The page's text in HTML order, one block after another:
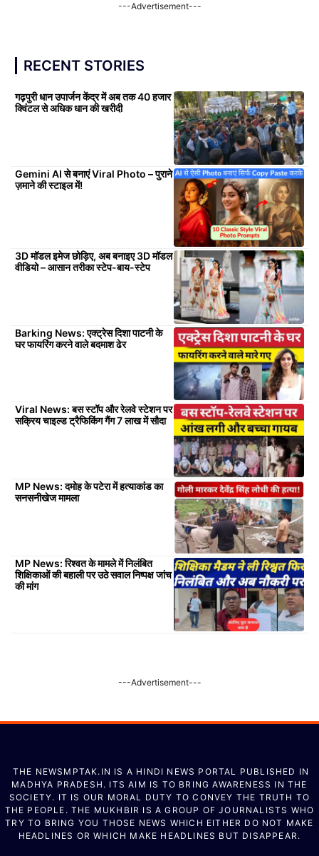
---Advertisement---
RECENT STORIES
गढ़पुरी धान उपार्जन केंद्र में अब तक 40 हजार
क्विंटल से अधिक धान की खरीदी
Gemini AI से बनाएं Viral Photo – पुराने
ज़माने की स्टाइल में!
3D मॉडल इमेज छोड़िए, अब बनाइए 3D मॉडल
वीडियो – आसान तरीका स्टेप-बाय-स्टेप
Barking News: एक्ट्रेस दिशा पाटनी के
घर फायरिंग करने वाले बदमाश ढेर
Viral News: बस स्टॉप और रेलवे स्टेशन पर
सक्रिय चाइल्ड ट्रैफिकिंग गैंग 7 लाख में सौदा
MP News: दमोह के पटेरा में हत्याकांड का
सनसनीखेज मामला
MP News: रिश्वत के मामले में निलंबित
शिक्षिकाओं की बहाली पर उठे सवाल निष्पक्ष जांच
की मांग
---Advertisement---
THE NEWSMPTAK.IN IS A HINDI NEWS PORTAL PUBLISHED IN
MADHYA PRADESH. ITS AIM IS TO BRING AWARENESS IN THE
SOCIETY. IT IS OUR MORAL DUTY TO CONVEY THE TRUTH TO
THE PEOPLE. THE MUKHBIR IS A GROUP OF JOURNALISTS WHO
TRY TO BRING YOU THOSE NEWS WHICH EITHER DO NOT MAKE
HEADLINES OR WHICH MAKE HEADLINES BUT DISAPPEAR.